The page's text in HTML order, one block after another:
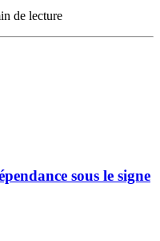
de lecture
sous le signe